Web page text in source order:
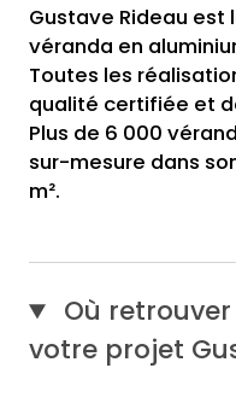
Gustave Rideau
véranda en
Toutes les
qualité certifiée et
Plus de 6 000
sur-mesure dans
m².
Où retrouver
votre projet